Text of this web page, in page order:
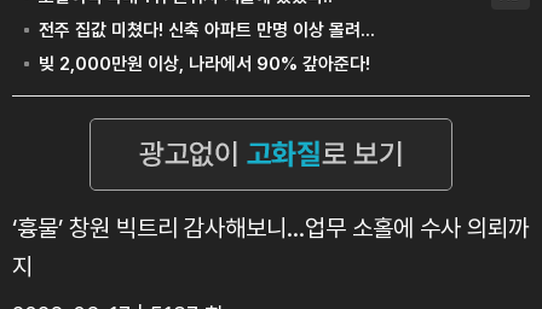
‘흉물’ 창원 빅트리 감사해보니…업무 소홀에 수사 의뢰까
지